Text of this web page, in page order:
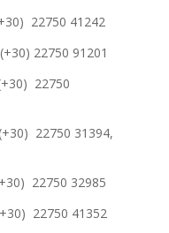
22750 41242
22750 91201
22750
22750 31394,
22750 32985
41352